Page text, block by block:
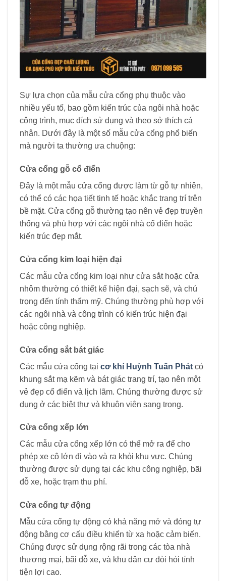
Sự lựa chọn của mẫu cửa cổng phụ thuộc vào
nhiều yếu tố, bao gồm kiến trúc của ngôi nhà hoặc
công trình, mục đích sử dụng và theo sở thích cá
nhân. Dưới đây là một số mẫu cửa cổng phổ biến
mà người ta thường ưa chuộng:
Cửa cổng gỗ cổ điển
Đây là một mẫu cửa cổng được làm từ gỗ tự nhiên,
có thể có các họa tiết tinh tế hoặc khắc trang trí trên
bề mặt. Cửa cổng gỗ thường tạo nên vẻ đẹp truyền
thống và phù hợp với các ngôi nhà cổ điển hoặc
kiến trúc đẹp mắt.
Cửa cổng kim loại hiện đại
Các mẫu cửa cổng kim loại như cửa sắt hoặc cửa
nhôm thường có thiết kế hiện đại, sạch sẽ, và chú
trọng đến tính thẩm mỹ. Chúng thường phù hợp với
các ngôi nhà và công trình có kiến trúc hiện đại
hoặc công nghiệp.
Cửa cổng sắt bát giác
Các mẫu cửa cổng tại cơ khí Huỳnh Tuấn Phát có
khung sắt mạ kẽm và bát giác trang trí, tạo nên một
vẻ đẹp cổ điển và lịch lãm. Chúng thường được sử
dụng ở các biệt thự và khuôn viên sang trọng.
Cửa cổng xếp lớn
Các mẫu cửa cổng xếp lớn có thể mở ra để cho
phép xe cộ lớn đi vào và ra khỏi khu vực. Chúng
thường được sử dụng tại các khu công nghiệp, bãi
đỗ xe, hoặc trạm thu phí.
Cửa cổng tự động
Mẫu cửa cổng tự động có khả năng mở và đóng tự
động bằng cơ cấu điều khiển từ xa hoặc cảm biến.
Chúng được sử dụng rộng rãi trong các tòa nhà
thương mại, bãi đỗ xe, và khu dân cư đòi hỏi tính
tiện lợi cao.